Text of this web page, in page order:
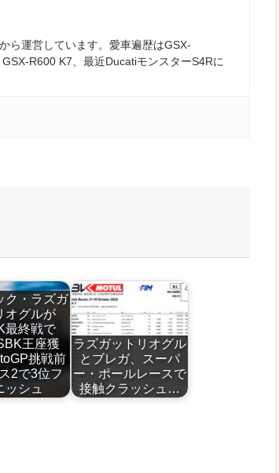
ら運営しています。愛車遍歴はGSX-
R600 K7、最近DucatiモンスターS4Rに
ク・ラズガ
オグルが
最終戦で
王座獲
挑戦前
2で3位フ
ッシュ
ラズガットリオグル
とブレガ、スーパ
ー・ポールレースで
接触クラッシュ…